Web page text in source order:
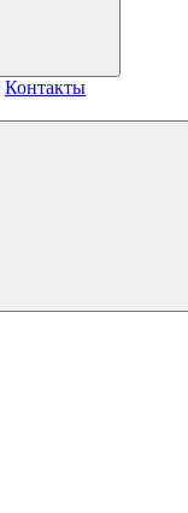
Контакты